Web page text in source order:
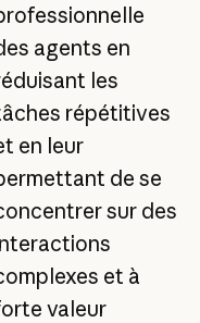
agents en
les
répétitives
en leur
de se
sur des
et à
valeur